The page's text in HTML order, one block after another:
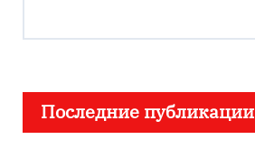
Последние публикации